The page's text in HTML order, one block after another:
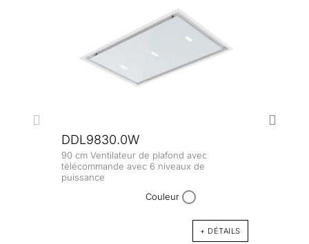
DDL9830.0W
90 cm Ventilateur de plafond avec
télécommande avec 6 niveaux de
puissance
Couleur
+ DÉTAILS